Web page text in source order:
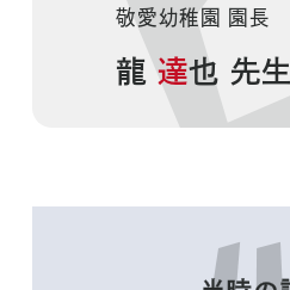
敬愛幼稚園 園長
龍達也 先生